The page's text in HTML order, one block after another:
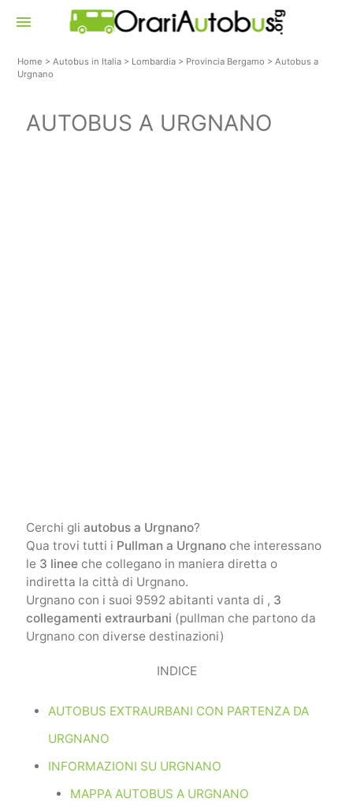
menu
Home >Autobus in Italia > Lombardia > Provincia Bergamo >Autobus a
Urgnano
AUTOBUS A URGNANO
Cerchi gli autobus a Urgnano?
Qua trovi tutti i Pullman a Urgnanoche interessano
le 3 lineeche collegano in maniera diretta o
indiretta la città di Urgnano.
Urgnano con i suoi 9592 abitanti vanta di , 3
collegamenti extraurbani (pullman che partono da
Urgnano con diverse destinazioni)
INDICE
AUTOBUS EXTRAURBANI CON PARTENZA DA
URGNANO
INFORMAZIONI SU URGNANO
MAPPA AUTOBUS A URGNANO